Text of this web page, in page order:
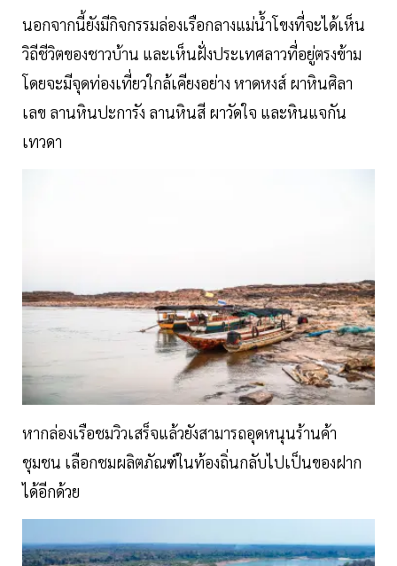
นอกจากนี้ยังมีกิจกรรมล่องเรือกลางแม่น้ำโขงที่จะได้เห็น
วิถีชีวิตของชาวบ้าน และเห็นฝั่งประเทศลาวที่อยู่ตรงข้าม
โดยจะมีจุดท่องเที่ยวใกล้เคียงอย่าง หาดหงส์ ผาหินศิลา
เลข ลานหินปะการัง ลานหินสี ผาวัดใจ และหินแจกัน
เทวดา
หากล่องเรือชมวิวเสร็จแล้วยังสามารถอุดหนุนร้านค้า
ชุมชน เลือกชมผลิตภัณฑ์ในท้องถิ่นกลับไปเป็นของฝาก
ได้อีกด้วย